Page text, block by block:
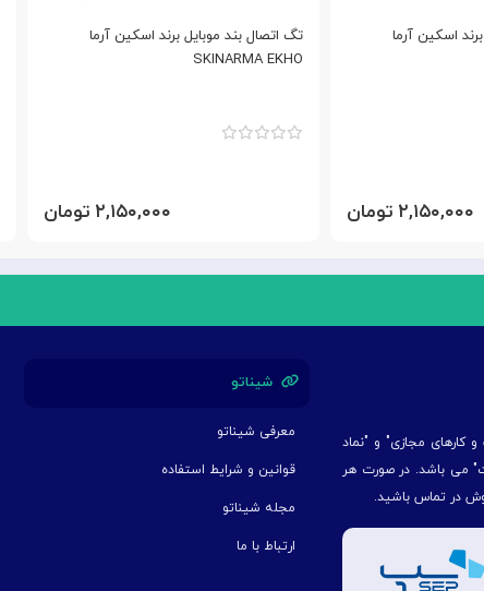
تگ اتصال بند موبایل برند اسکین آرما
SKINARMA EKHO
۲,۱۵۰,۰۰۰ تومان
اسکین آرما
۲,۱۵۰,۰۰۰ تومان
کارهای مجازی" و "نماد
می باشد. در صورت هر
در تماس باشید.
شیناتو
معرفی شیناتو
قوانین و شرایط استفاده
مجله شیناتو
ارتباط با ما